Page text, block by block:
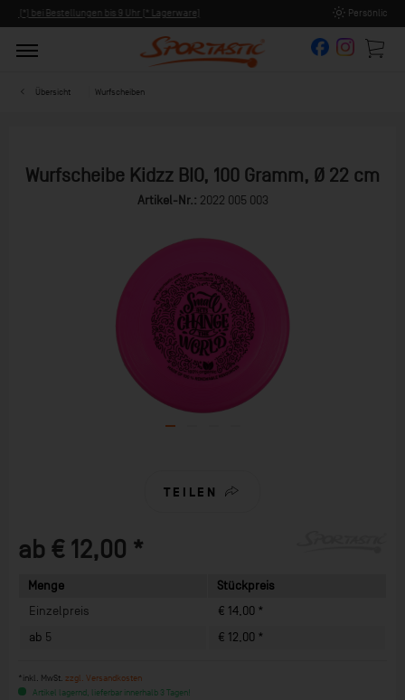
Persönliche Beratung ab 8:00 Uhr Früh (Mo-Fr)
Übersicht Wurfscheiben
Wurfscheibe Kidzz BIO, 100 Gramm, Ø 22 cm
Artikel-Nr.: 2022 005 003
TEILEN
ab € 12,00 *
Menge
Stückpreis
Einzelpreis
€ 14,00 *
ab 5 € 12,00 *
*inkl. MwSt. zzgl. Versandkosten
Artikel lagernd, lieferbar innerhalb 3 Tagen!